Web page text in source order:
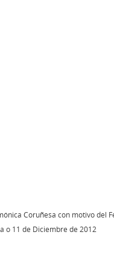
Coruñesa con motivo del
o 11 de Diciembre de 2012